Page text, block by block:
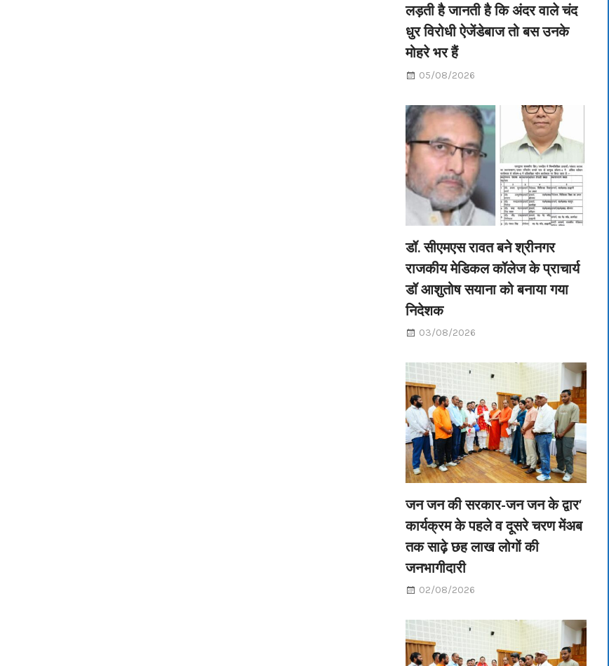
लड़ती है जानती है कि अंदर वाले चंद
धुर विरोधी ऐजेंडेबाज तो बस उनके
मोहरे भर हैं
05/08/2026
डॉ. सीएमएस रावत बने श्रीनगर
राजकीय मेडिकल कॉलेज के प्राचार्य
डॉ आशुतोष सयाना को बनाया गया
निदेशक
03/08/2026
जन जन की सरकार-जन जन के द्वार’
कार्यक्रम के पहले व दूसरे चरण मेंअब
तक साढ़े छह लाख लोगों की
जनभागीदारी
02/08/2026